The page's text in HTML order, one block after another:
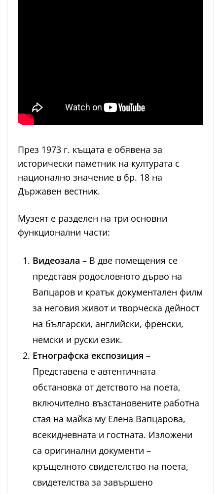
През 1973 г. къщата е обявена за
исторически паметник на културата с
национално значение в бр. 18 на
Държавен вестник.
Музеят е разделен на три основни
функционални части:
Видеозала – В две помещения се
представя родословното дърво на
Вапцаров и кратък документален филм
за неговия живот и творческа дейност
на български, английски, френски,
немски и руски език.
Етнографска експозиция –
Представена е автентичната
обстановка от детството на поета,
включително възстановените работна
стая на майка му Елена Вапцарова,
всекидневната и гостната. Изложени
са оригинални документи –
кръщелното свидетелство на поета,
свидетелства за завършено